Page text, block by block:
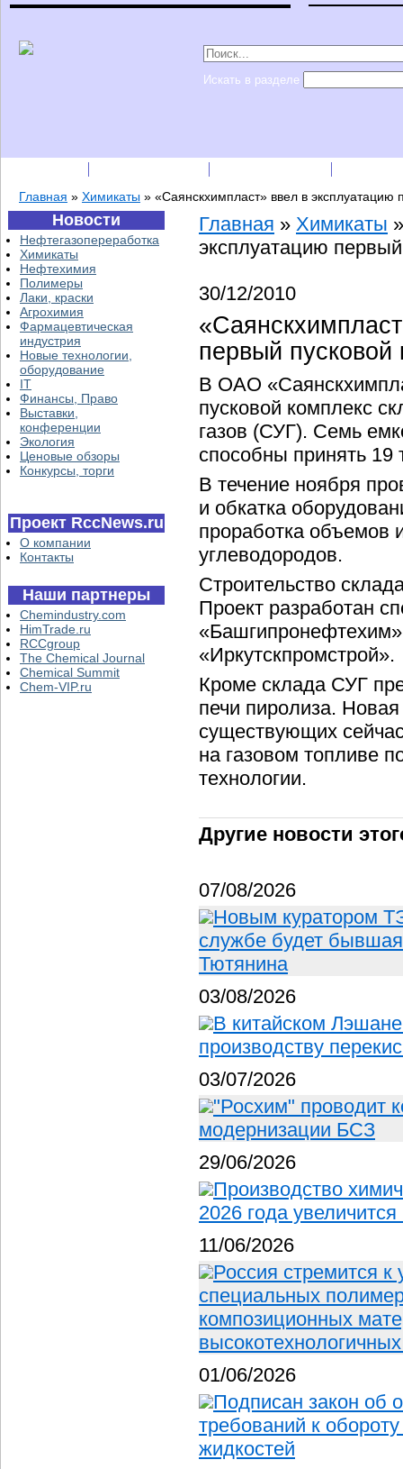
Искать в разделе
Главная » Химикаты » «Саянскхимпласт» ввел в
Новости
Нефтегазопереработка
Химикаты
Нефтехимия
Полимеры
Лаки, краски
Агрохимия
Фармацевтическая
индустрия
Новые технологии,
оборудование
IT
Финансы, Право
Выставки,
конференции
Экология
Ценовые обзоры
Конкурсы, торги
Проект RccNews.ru
О компании
Контакты
Наши партнеры
Chemindustry.com
HimTrade.ru
RCCgroup
The Chemical Journal
Chemical Summit
Chem-VIP.ru
Главная » Химикаты
эксплуатацию
30/12/2010
первый
В ОАО
пусковой комплекс
газов (СУГ). Семь
способны принять 19
В течение ноября
и обкатка
проработка объемов
углеводородов.
Строительство
Проект разработан
«Иркутскпромстрой».
Кроме склада СУГ
печи пиролиза.
существующих
на газовом топливе
технологии.
Другие новости
07/08/2026
Новым куратором
службе будет
Тютянина
03/08/2026
В китайском
производству
03/07/2026
"Росхим" проводит
модернизации БСЗ
29/06/2026
Производство
2026 года
11/06/2026
Россия стремится
специальных
композиционных
01/06/2026
Подписан закон об
требований к
жидкостей